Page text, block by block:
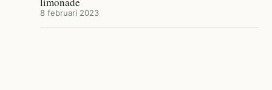
8 februari 2023